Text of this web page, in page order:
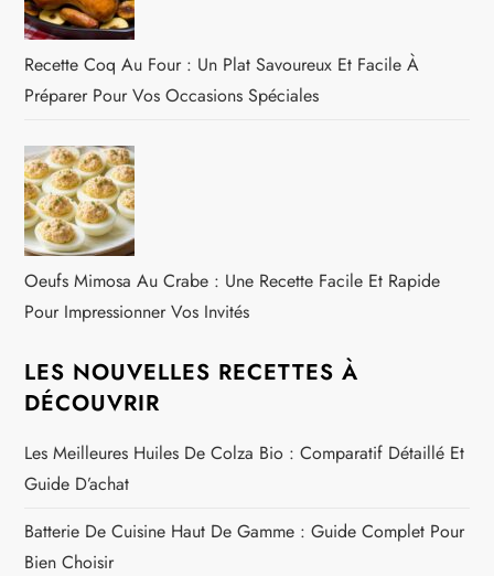
Recette Coq Au Four : Un Plat Savoureux Et Facile À
Préparer Pour Vos Occasions Spéciales
Oeufs Mimosa Au Crabe : Une Recette Facile Et Rapide
Pour Impressionner Vos Invités
LES NOUVELLES RECETTES À
DÉCOUVRIR
Les Meilleures Huiles De Colza Bio : Comparatif Détaillé Et
Guide D’achat
Batterie De Cuisine Haut De Gamme : Guide Complet Pour
Bien Choisir